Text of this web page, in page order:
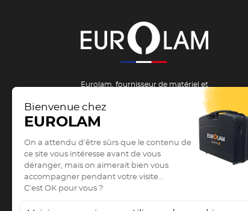
Eurolam, fournisseur de matériel et
d’équipement pour la formation et les
métiers de bouche depuis 1984 !
Vous êtes un passionné, un apprenti ou
un professionnel des métiers de
bouche et vous recherchez du
matériel de cuisine professionnel
Vous êtes au bon endroit !